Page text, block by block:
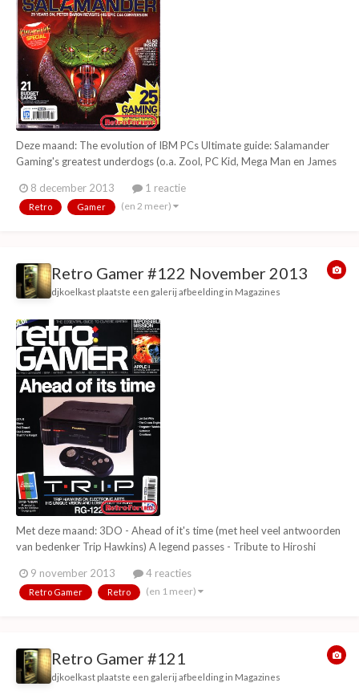
Deze maand: The evolution of IBM PCs Ultimate guide: Salamander
Gaming's greatest underdogs (o.a. Zool, PC Kid, Mega Man en James
Solid 3: Snake Eater The history of: Killer Instinct The history of
Cinemaware (o.a. Defender of...
8 december 2013 1 reactie
Retro Gamer (en 2 meer)
Retro Gamer #122 November 2013
djkoelkast plaatste een galerij afbeelding in Magazines
Met deze maand: 3DO - Ahead of it's time (met heel veel antwoorden
van bedenker Trip Hawkins) A legend passes - Tribute to Hiroshi
Impossible Mission The Commodore 64 games that time forgot The
making of GTA III Apple II specia...
9 november 2013 4 reacties
Retro Gamer Retro (en 1 meer)
Retro Gamer #121
djkoelkast plaatste een galerij afbeelding in Magazines